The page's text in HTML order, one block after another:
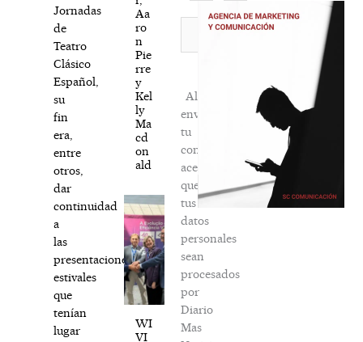
Jornadas
de
Teatro
Clásico
Español,
su
fin
era,
entre
otros,
dar
continuidad
a
las
presentaciones
estivales
que
tenían
lugar
Aa
ro
n
Pie
rre
y
Kel
ly
Ma
cd
on
ald
WI
VI
la
newsletter
Al
enviar
tu
comentario,
aceptas
que
tus
datos
personales
sean
procesados
por
Diario
Mas